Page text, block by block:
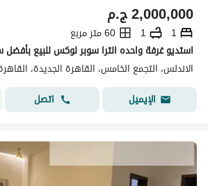
ج.م2,000,000
1
1
60 متر مربع
استديو غرفة واحده الترا سوبر لوكس للبيع
الاندلس، التجمع الخامس، القاهرة الجديدة،
الإيميل
اتصل